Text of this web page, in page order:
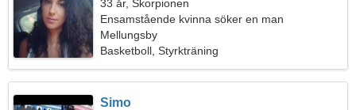
33 år, Skorpionen
Ensamstående kvinna söker en man
Mellungsby
Basketboll, Styrkträning
Simo